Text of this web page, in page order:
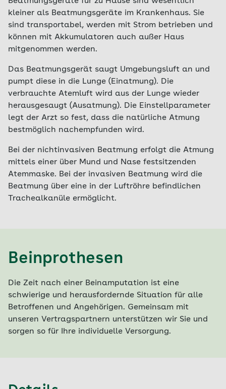
kleiner als Beatmungsgeräte im Krankenhaus. Sie
sind transportabel, werden mit Strom betrieben und
können mit Akkumulatoren auch außer Haus
mitgenommen werden.
Das Beatmungsgerät saugt Umgebungsluft an und
pumpt diese in die Lunge (Einatmung). Die
verbrauchte Atemluft wird aus der Lunge wieder
herausgesaugt (Ausatmung). Die Einstellparameter
legt der Arzt so fest, dass die natürliche Atmung
bestmöglich nachempfunden wird.
Bei der nichtinvasiven Beatmung erfolgt die Atmung
mittels einer über Mund und Nase festsitzenden
Atemmaske. Bei der invasiven Beatmung wird die
Beatmung über eine in der Luftröhre befindlichen
Trachealkanüle ermöglicht.
Beinprothesen
Die Zeit nach einer Beinamputation ist eine
schwierige und herausfordernde Situation für alle
Betroffenen und Angehörigen. Gemeinsam mit
unseren Vertragspartnern unterstützen wir Sie und
sorgen so für Ihre individuelle Versorgung.